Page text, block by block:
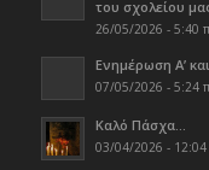
του σχολείου
26/05/2026 - 5:40
Ενημέρωση Α’
07/05/2026 - 5:24
Καλό Πάσχα…
03/04/2026 -